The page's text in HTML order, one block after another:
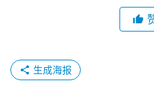
生成海报